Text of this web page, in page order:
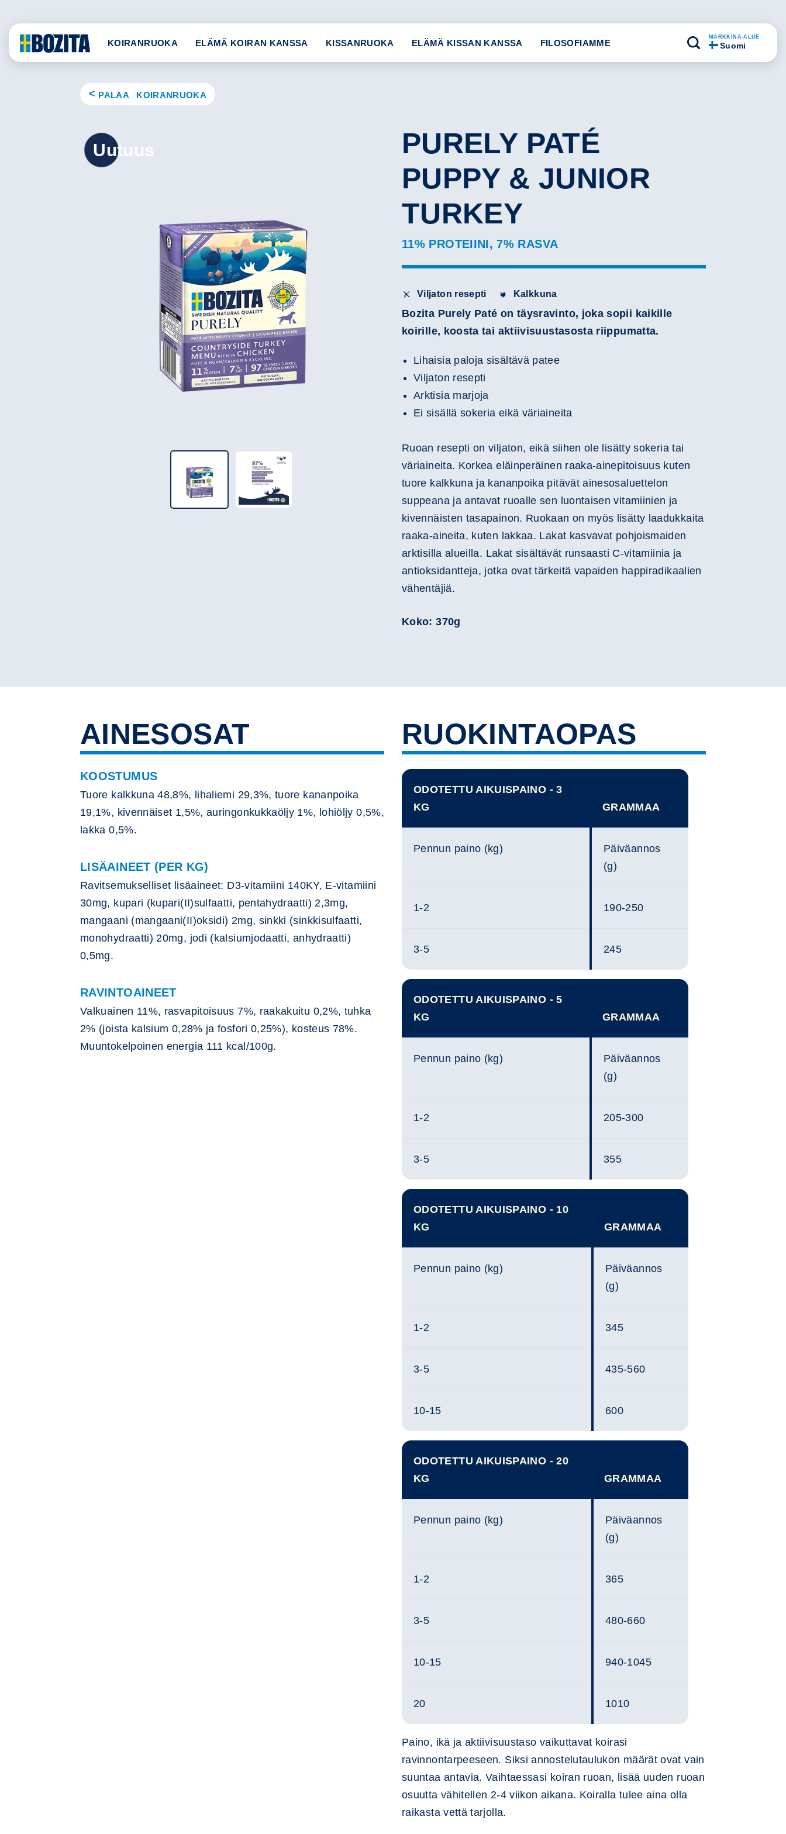
content
KOIRANRUOKA ELÄMÄ KOIRAN KANSSA KISSANRUOKA ELÄMÄ KISSAN KANSSA FILOSOFIAMME
MARKKINA-ALUE
Suomi
PALAA KOIRANRUOKA
Uutuus
PURELY PATÉ
PUPPY & JUNIOR
TURKEY
11% PROTEIINI, 7% RASVA
Viljaton resepti Kalkkuna
Bozita Purely Paté on täysravinto, joka sopii kaikille
koirille, koosta tai aktiivisuustasosta riippumatta.
Lihaisia paloja sisältävä patee
Viljaton resepti
Arktisia marjoja
Ei sisällä sokeria eikä väriaineita
Ruoan resepti on viljaton, eikä siihen ole lisätty sokeria tai
väriaineita. Korkea eläinperäinen raaka-ainepitoisuus kuten
tuore kalkkuna ja kananpoika pitävät ainesosaluettelon
suppeana ja antavat ruoalle sen luontaisen vitamiinien ja
kivennäisten tasapainon. Ruokaan on myös lisätty laadukkaita
raaka-aineita, kuten lakkaa. Lakat kasvavat pohjoismaiden
arktisilla alueilla. Lakat sisältävät runsaasti C-vitamiinia ja
antioksidantteja, jotka ovat tärkeitä vapaiden happiradikaalien
vähentäjiä.
Koko: 370g
AINESOSAT
KOOSTUMUS
Tuore kalkkuna 48,8%, lihaliemi 29,3%, tuore kananpoika
19,1%, kivennäiset 1,5%, auringonkukkaöljy 1%, lohiöljy 0,5%,
lakka 0,5%.
LISÄAINEET (PER KG)
Ravitsemukselliset lisäaineet: D3-vitamiini 140KY, E-vitamiini
30mg, kupari (kupari(II)sulfaatti, pentahydraatti) 2,3mg,
mangaani (mangaani(II)oksidi) 2mg, sinkki (sinkkisulfaatti,
monohydraatti) 20mg, jodi (kalsiumjodaatti, anhydraatti)
0,5mg.
RAVINTOAINEET
Valkuainen 11%, rasvapitoisuus 7%, raakakuitu 0,2%, tuhka
2% (joista kalsium 0,28% ja fosfori 0,25%), kosteus 78%.
Muuntokelpoinen energia 111 kcal/100g.
RUOKINTAOPAS
ODOTETTU AIKUISPAINO - 3
KG
GRAMMAA
Pennun paino (kg)
Päiväannos
(g)
1-2 190-250
3-5 245
ODOTETTU AIKUISPAINO - 5
KG
GRAMMAA
Pennun paino (kg)
Päiväannos
(g)
1-2 205-300
3-5 355
ODOTETTU AIKUISPAINO - 10
KG
GRAMMAA
Pennun paino (kg)
Päiväannos
(g)
1-2 345
3-5 435-560
10-15 600
ODOTETTU AIKUISPAINO - 20
KG
GRAMMAA
Pennun paino (kg)
Päiväannos
(g)
1-2 365
3-5 480-660
10-15 940-1045
20 1010
Paino, ikä ja aktiivisuustaso vaikuttavat koirasi
ravinnontarpeeseen. Siksi annostelutaulukon määrät ovat vain
suuntaa antavia. Vaihtaessasi koiran ruoan, lisää uuden ruoan
osuutta vähitellen 2-4 viikon aikana. Koiralla tulee aina olla
raikasta vettä tarjolla.